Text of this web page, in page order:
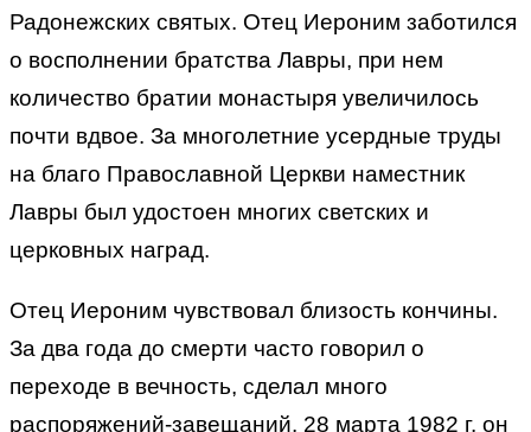
Радонежских святых. Отец Иероним заботился
о восполнении братства Лавры, при нем
количество братии монастыря увеличилось
почти вдвое. За многолетние усердные труды
на благо Православной Церкви наместник
Лавры был удостоен многих светских и
церковных наград.
Отец Иероним чувствовал близость кончины.
За два года до смерти часто говорил о
переходе в вечность, сделал много
распоряжений-завещаний. 28 марта 1982 г. он